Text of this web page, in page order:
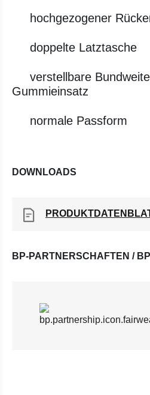
hochgezogener
doppelte Latztasche
verstellbare
Gummieinsatz
normale Passform
DOWNLOADS
BP-PARTNERSCHAFTEN /